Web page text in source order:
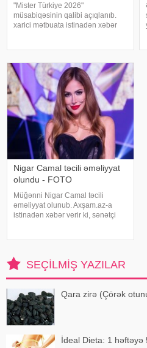
"Mister Türkiye 2026"
müsabiqəsinin qalibi açıqlanıb.
xarici mətbuata istinadən xəbər
Navdar birinci olaraq "Miste
Nigar Camal təcili əməliyyat
olundu - FOTO
Müğənni Nigar Camal təcili
əməliyyat olunub. Axşam.az-a
istinadən xəbər verir ki, sənətçi
gözlənilmədə
SEÇILMIŞ YAZILAR
Qara zirə (Çörək
İdeal Dieta: 1 həftəyə